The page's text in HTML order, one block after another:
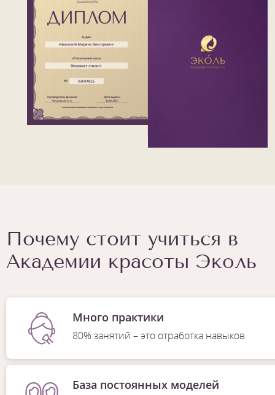
Почему стоит учиться в
Академии красоты Эколь
Много практики
80% занятий – это отработка навыков
База постоянных моделей